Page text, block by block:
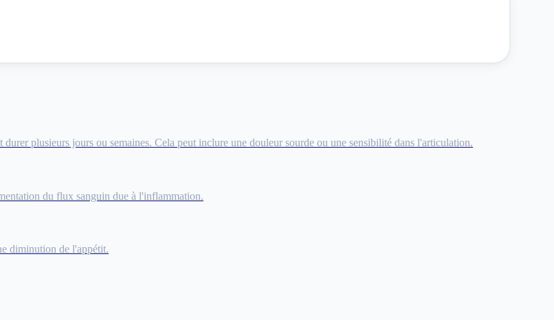
plusieurs jours ou semaines. Cela peut inclure une douleur sourde ou une sensibilité dans l'articulation.
du flux sanguin due à l'inflammation.
diminution de l'appétit.